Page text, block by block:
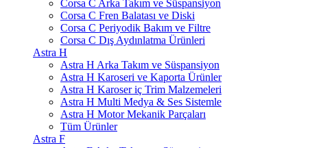
Corsa C Arka Takım ve Süspansiyon
Corsa C Fren Balatası ve Diski
Corsa C Periyodik Bakım ve Filtre
Corsa C Dış Aydınlatma Ürünleri
Astra H
Astra H Arka Takım ve Süspansiyon
Astra H Karoseri ve Kaporta Ürünler
Astra H Karoser iç Trim Malzemeleri
Astra H Multi Medya & Ses Sistemle
Astra H Motor Mekanik Parçaları
Tüm Ürünler
Astra F